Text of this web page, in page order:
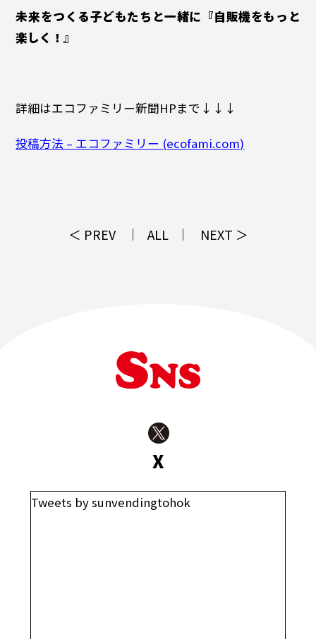
未来をつくる子どもたちと一緒に『自販機をもっと
楽しく！』
詳細はエコファミリー新聞HPまで↓↓↓
投稿方法 – エコファミリー (ecofami.com)
＜ PREV ALL NEXT ＞
X
Tweets by sunvendingtohok